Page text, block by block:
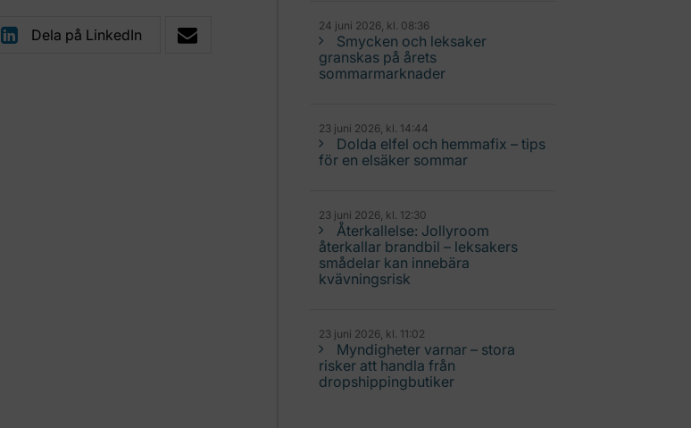
Dela på LinkedIn
24 juni 2026, kl. 08:36
Smycken och leksaker
granskas på årets
sommarmarknader
23 juni 2026, kl. 14:44
Dolda elfel och hemmafix – tips
för en elsäker sommar
23 juni 2026, kl. 12:30
Återkallelse: Jollyroom
återkallar brandbil – leksakers
smådelar kan innebära
kvävningsrisk
23 juni 2026, kl. 11:02
Myndigheter varnar – stora
risker att handla från
dropshippingbutiker